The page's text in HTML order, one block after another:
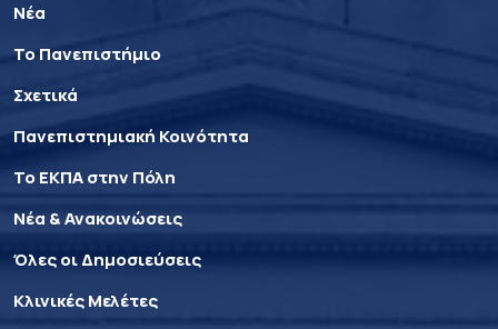
Νέα
Το Πανεπιστήμιο
Σχετικά
Πανεπιστημιακή Κοινότητα
Το ΕΚΠΑ στην Πόλη
Νέα & Ανακοινώσεις
Όλες οι Δημοσιεύσεις
Κλινικές Μελέτες